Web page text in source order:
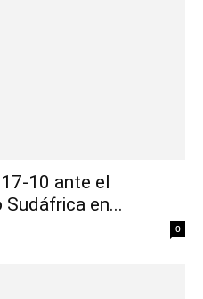
10 ante el
en...
0